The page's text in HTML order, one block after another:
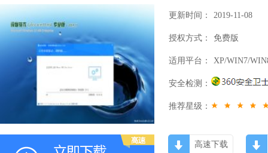
更新时间： 2019-11-08
授权方式： 免费版
适用平台： XP/WIN7/
安全检测：
推荐星级：
高速下载